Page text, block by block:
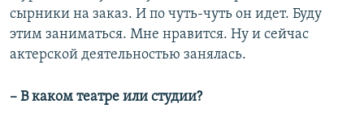
сырники на заказ. И по чуть-чуть он идет. Буду
этим заниматься. Мне нравится. Ну и сейчас
актерской деятельностью занялась.
– В каком театре или студии?